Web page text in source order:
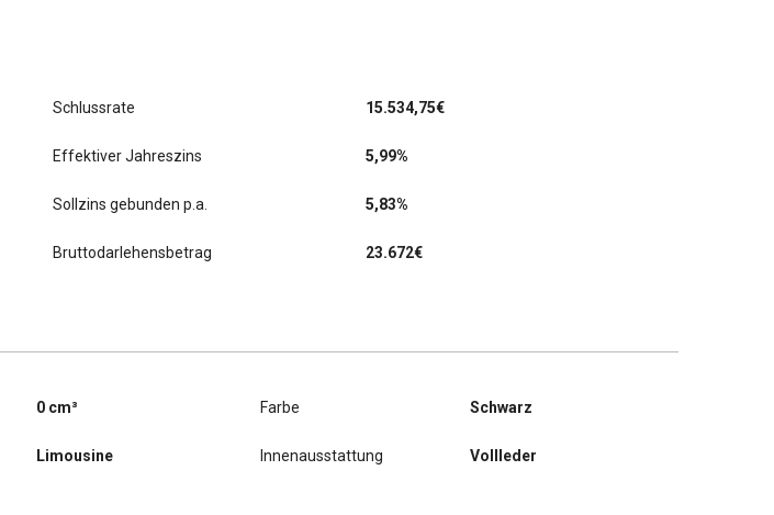
Schlussrate 15.534,75€
Effektiver Jahreszins 5,99%
Sollzins gebunden p.a. 5,83%
Bruttodarlehensbetrag 23.672€
0 cm³
Limousine
Farbe Schwarz
Innenausstattung Vollleder